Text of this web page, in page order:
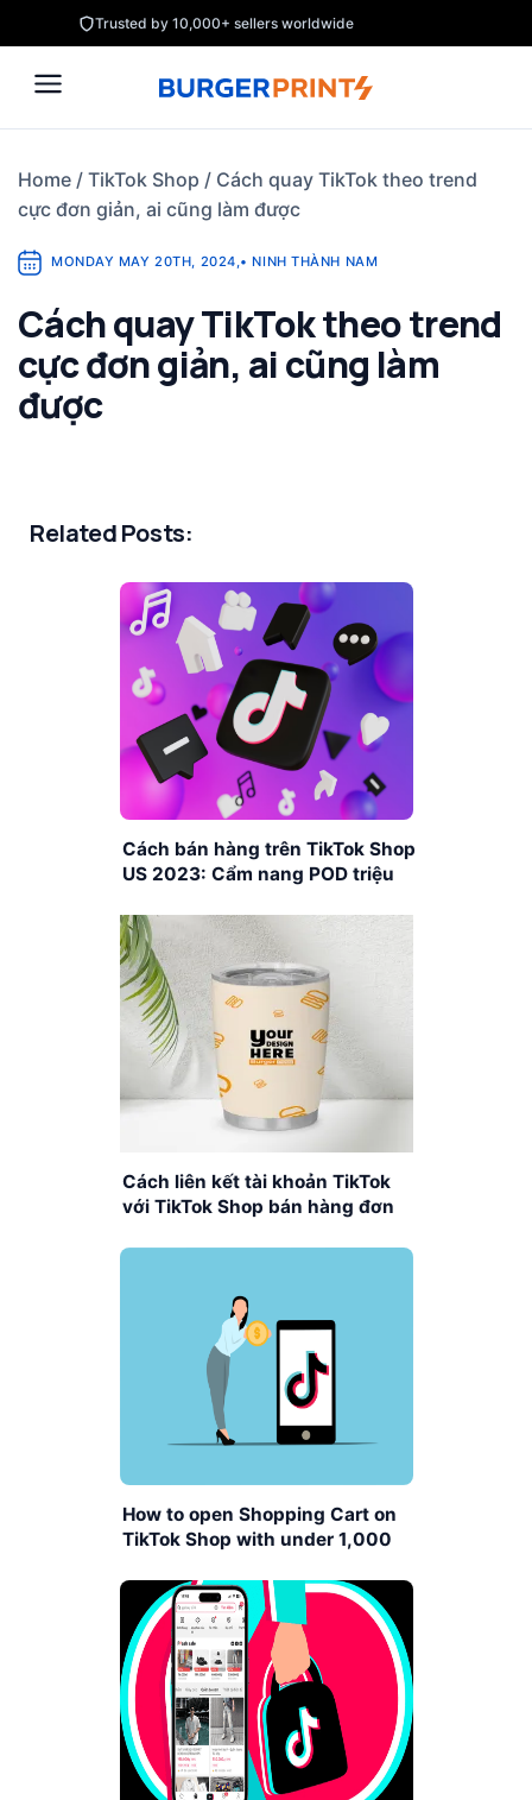
to
content
Trusted by 10,000+ sellers worldwide
Home / TikTok Shop / Cách quay TikTok theo trend
cực đơn giản, ai cũng làm được
MONDAY MAY 20TH, 2024,• NINH THÀNH NAM
Cách quay TikTok theo trend
cực đơn giản, ai cũng làm
được
Related Posts:
Cách bán hàng trên TikTok Shop
US 2023: Cẩm nang POD triệu
Cách liên kết tài khoản TikTok
với TikTok Shop bán hàng đơn
How to open Shopping Cart on
TikTok Shop with under 1,000